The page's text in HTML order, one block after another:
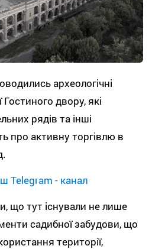
археологічні
двору, які
рядів та інші
про активну торгівлю в
Telegram - канал
що тут існували не лише
садибної забудови, що
території,